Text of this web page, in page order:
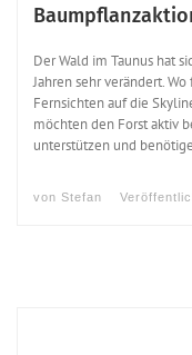
Der Wald im Taunus hat
Jahren sehr verändert.
Fernsichten auf die
möchten den Forst aktiv
unterstützen und
von Stefan